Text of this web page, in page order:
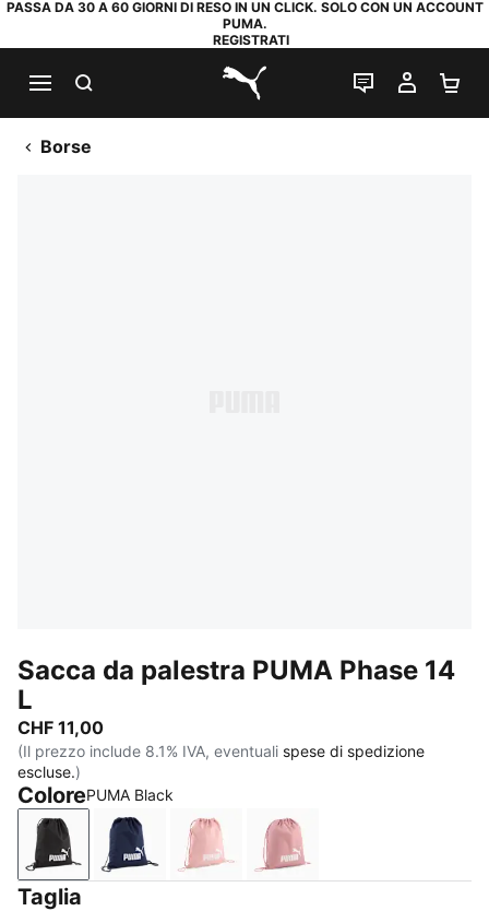
PASSA DA 30 A 60 GIORNI DI RESO IN UN CLICK. SOLO CON UN ACCOUNT
PUMA.
REGISTRATI
PUMA.com
CHAT IL MIO
Borse
Sacca da palestra PUMA Phase 14
L
CHF 11,00
(Il prezzo include 8.1% IVA, eventuali spese di spedizione
escluse.)
ColorePUMA Black
PUMA BlackPUMA NavyRosy OutlookDusky Rosewood
Taglia